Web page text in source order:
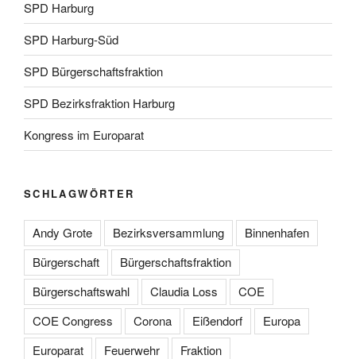
SPD Harburg
SPD Harburg-Süd
SPD Bürgerschaftsfraktion
SPD Bezirksfraktion Harburg
Kongress im Europarat
SCHLAGWÖRTER
Andy Grote Bezirksversammlung
Binnenhafen
Bürgerschaft
Bürgerschaftsfraktion
Bürgerschaftswahl
Claudia Loss
COE
COE Congress
Corona Eißendorf
Europa
Europarat
Feuerwehr
Fraktion